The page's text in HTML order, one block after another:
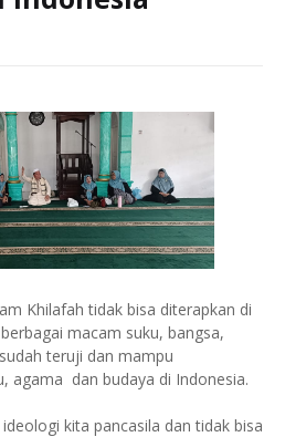
Khilafah tidak bisa diterapkan di
macam suku, bangsa,
teruji dan mampu
agama dan budaya di Indonesia.
kita pancasila dan tidak bisa